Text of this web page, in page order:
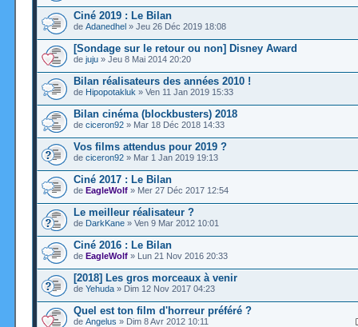
Ciné 2019 : Le Bilan
de Adanedhel » Jeu 26 Déc 2019 18:08
[Sondage sur le retour ou non] Disney Award
de juju » Jeu 8 Mai 2014 20:20
Bilan réalisateurs des années 2010 !
de Hipopotakluk » Ven 11 Jan 2019 15:33
Bilan cinéma (blockbusters) 2018
de ciceron92 » Mar 18 Déc 2018 14:33
Vos films attendus pour 2019 ?
de ciceron92 » Mar 1 Jan 2019 19:13
Ciné 2017 : Le Bilan
de EagleWolf » Mer 27 Déc 2017 12:54
Le meilleur réalisateur ?
de DarkKane » Ven 9 Mar 2012 10:01
Ciné 2016 : Le Bilan
de EagleWolf » Lun 21 Nov 2016 20:33
[2018] Les gros morceaux à venir
de Yehuda » Dim 12 Nov 2017 04:23
Quel est ton film d'horreur préféré ?
de Angelus » Dim 8 Avr 2012 10:11